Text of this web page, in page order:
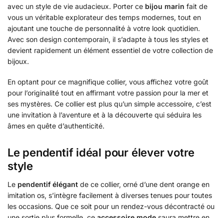
avec un style de vie audacieux. Porter ce bijou marin fait de
vous un véritable explorateur des temps modernes, tout en
ajoutant une touche de personnalité à votre look quotidien.
Avec son design contemporain, il s’adapte à tous les styles et
devient rapidement un élément essentiel de votre collection de
bijoux.
En optant pour ce magnifique collier, vous affichez votre goût
pour l’originalité tout en affirmant votre passion pour la mer et
ses mystères. Ce collier est plus qu’un simple accessoire, c’est
une invitation à l’aventure et à la découverte qui séduira les
âmes en quête d’authenticité.
Le pendentif idéal pour élever votre
style
Le pendentif élégant de ce collier, orné d’une dent orange en
imitation os, s’intègre facilement à diverses tenues pour toutes
les occasions. Que ce soit pour un rendez-vous décontracté ou